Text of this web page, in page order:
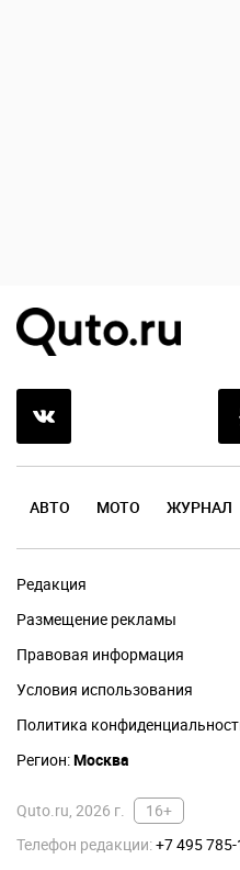
АВТО МОТО ЖУРНАЛ
Редакция
Размещение рекламы
Правовая информация
Условия использования
Политика
Регион:Москва
Quto.ru, 2026 г.
16+
Телефон редакции:+7 495